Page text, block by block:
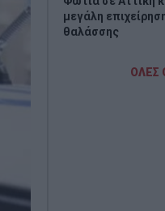
μεγάλη
θαλάσσης
Πώς οι
ΟΛΕΣ